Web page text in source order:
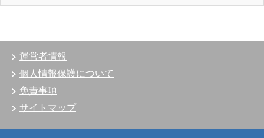
運営者情報
個人情報保護について
免責事項
サイトマップ